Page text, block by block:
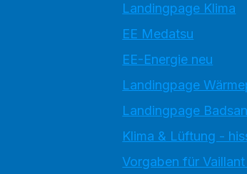
Landingpage Klima
EE Medatsu
EE-Energie neu
Landingpage
Landingpage
Klima & Lüftung -
Vorgaben für